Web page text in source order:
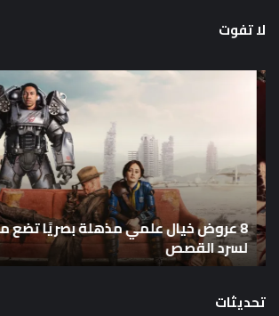
لا تفوت
8
مذهلة
بصريًا
تضع
معايير
جديدة
لسرد
القصص
8 عروض خيال علمي مذهلة بصريًا تضع
لسرد القصص
تحديثات